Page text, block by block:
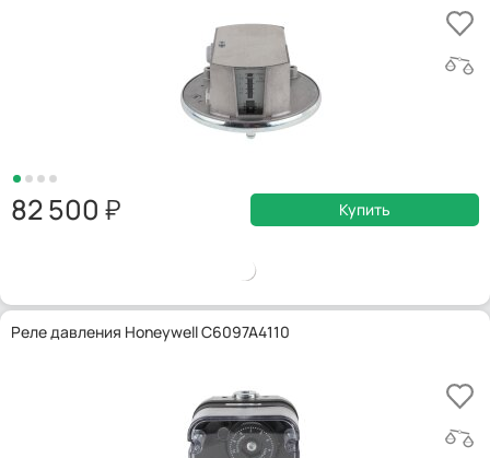
82 500 Купить
Реле давления Honeywell C6097A4110